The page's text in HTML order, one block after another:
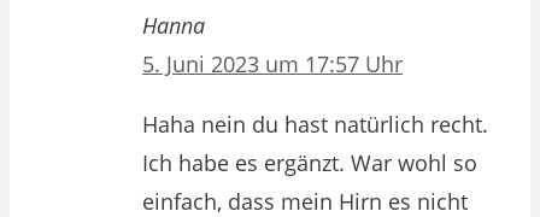
Hanna
5. Juni 2023 um 17:57 Uhr
Haha nein du hast natürlich recht.
Ich habe es ergänzt. War wohl so
einfach, dass mein Hirn es nicht